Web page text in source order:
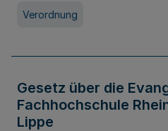
Verordnung
Gesetz über die
Fachhochschule
Lippe